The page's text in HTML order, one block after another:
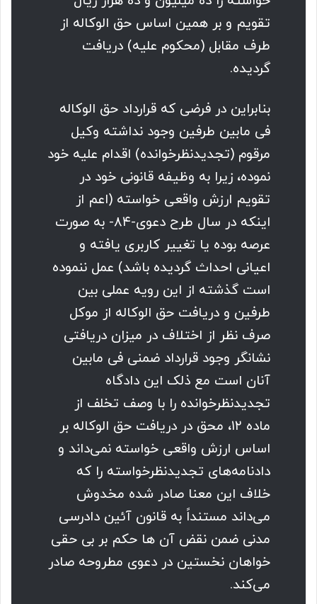
تقویم و بر همین اساس حق الوکاله از
طرف مقابل (محکوم علیه) دریافت
گردیده.
بنابراین در فرضی که قرارداد حق الوکاله
فی مابین طرفین وجود نداشته وکیل
مرقوم (تجدیدنظرخوانده) اقدام علیه خود
نموده، زیرا به وظیفه قانونی خود در
تقویم ارزش واقعی خواسته (اعم از
اینکه در سال طرح دعوی-۸۴- به صورت
عرصه بوده یا تغییر کاربری یافته و
اعیانی احداث گردیده باشد) عمل ننموده
است گذشته از این رویه عملی بین
طرفین و دریافت حق الوکاله از موکل
صرف نظر از اختلاف در میزان دریافتی
نشانگر وجود قرارداد ضمنی فی مابین
آنان است مع ذلک این دادگاه
تجدیدنظرخوانده را با وصف تخلف از
ماده ۱۲، محق در دریافت حق الوکاله بر
اساس ارزش واقعی خواسته نمی‌داند و
دادنامه‌های تجدیدنظرخواسته را که
خلاف این معنا صادر شده مخدوش
می‌داند مستنداً به قانون آئین دادرسی
مدنی ضمن نقض آن ها حکم بر بی حقی
خواهان نخستین در دعوی مطروحه صادر
می‌کند.